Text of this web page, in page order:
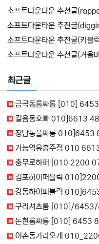
소프트다운타운 추천글
소프트다운타운 추천글
소프트다운타운 추천글(키블
소프트다운타운 추천글(거울
최근글
금곡동룸싸롱 [010] 6453 8098
길음동호빠 010]6613 4800 불타는 길
청담동풀싸롱 010]6453 8098 독보
가능역유흥주점 010 6613 4800 후기좋
충무로하퍼 [010 2200 0712] 후회없
김포하이퍼블릭 010]2200 0712 후기좋은 김포
강동하이퍼블릭 010]6453 8098 단골인정 강동
구리셔츠룸 [010]/6453/8098 만족
논현룸싸롱 [010] 6453 8098 완벽
이촌동가라오케 010_2200_0712 하드